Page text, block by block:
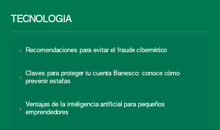
TECNOLOGÍA
Recomendaciones para evitar el fraude cibernético
Claves para proteger tu cuenta Banesco: conoce cómo
prevenir estafas
Ventajas de la inteligencia artificial para pequeños
emprendedores